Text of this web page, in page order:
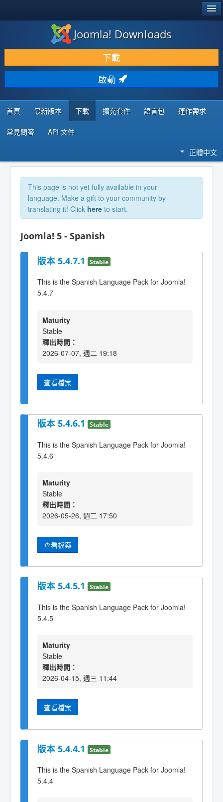
下載 & 擴充
發現 & 學習
社群 & 支援
程式者資源
Joomla! Downloads
下載
啟動
首頁 最新版本 下載 擴充套件 語言包 運作需求
常見問答 API 文件
正體中文
This page is not yet fully available in your
language. Make a gift to your community by
translating it! Click here to start.
Joomla! 5 - Spanish
版本 5.4.7.1 Stable
This is the Spanish Language Pack for Joomla!
5.4.7
Maturity
Stable
釋出時間：
2026-07-07, 週二 19:18
查看檔案
版本 5.4.6.1 Stable
This is the Spanish Language Pack for Joomla!
5.4.6
Maturity
Stable
釋出時間：
2026-05-26, 週二 17:50
查看檔案
版本 5.4.5.1 Stable
This is the Spanish Language Pack for Joomla!
5.4.5
Maturity
Stable
釋出時間：
2026-04-15, 週三 11:44
查看檔案
版本 5.4.4.1 Stable
This is the Spanish Language Pack for Joomla!
5.4.4